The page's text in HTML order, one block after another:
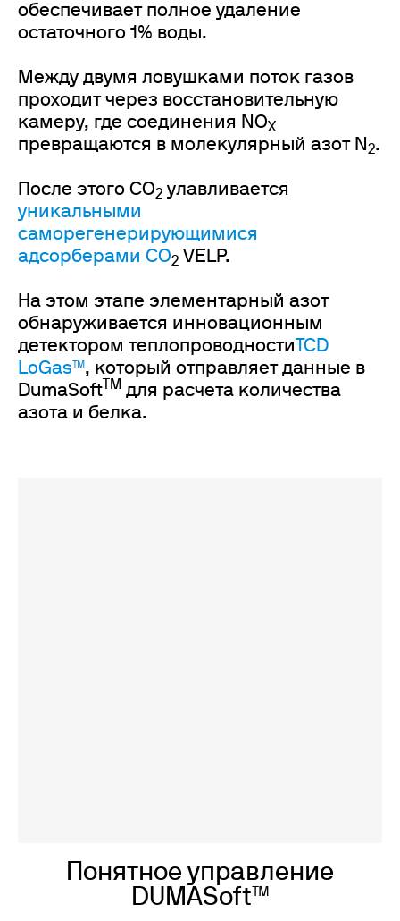
обеспечивает полное удаление
остаточного 1% воды.
Между двумя ловушками поток газов
проходит через восстановительную
камеру, где соединения NOX
превращаются в молекулярный азот N 2.
После этого CO2 улавливается
уникальными
саморегенерирующимися
адсорберами CO2 VELP.
На этом этапе элементарный азот
обнаруживается инновационным
детектором теплопроводности TCD
LoGas™, который отправляет данные в
DumaSoft TM для расчета количества
азота и белка.
Понятное управление
DUMASoft™